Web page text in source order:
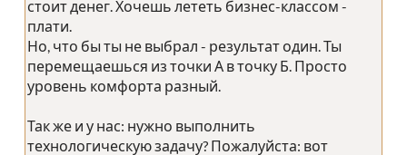
стоит денег. Хочешь лететь бизнес-классом -
плати.
Но, что бы ты не выбрал - результат один. Ты
перемещаешься из точки А в точку Б. Просто
уровень комфорта разный.
Так же и у нас: нужно выполнить
технологическую задачу? Пожалуйста: вот